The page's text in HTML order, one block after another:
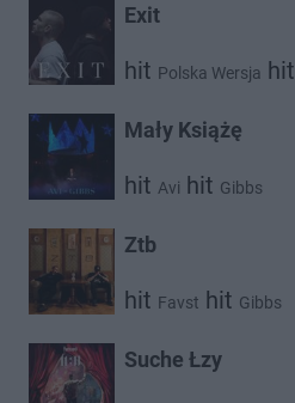
Exit
hit Polska Wersja hit
Mały Książę
hit Avi hit Gibbs
Ztb
hit Favst hit Gibbs
Suche Łzy